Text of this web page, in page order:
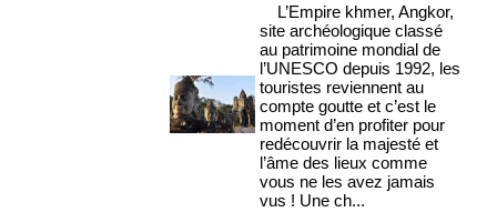
L’Empire khmer, Angkor,
site archéologique classé
au patrimoine mondial de
l’UNESCO depuis 1992, les
touristes reviennent au
compte goutte et c’est le
moment d’en profiter pour
redécouvrir la majesté et
l’âme des lieux comme
vous ne les avez jamais
vus ! Une ch...